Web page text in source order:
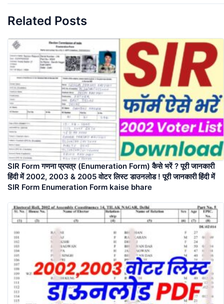
Related Posts
SIR Form गणना प्रपत्र (Enumeration Form) कैसे भरें ? पूरी जानकारी
हिंदी में 2002, 2003 & 2005 वोटर लिस्ट डाउनलोड ! पूरी जानकारी हिंदी में
SIR Form Enumeration Form kaise bhare